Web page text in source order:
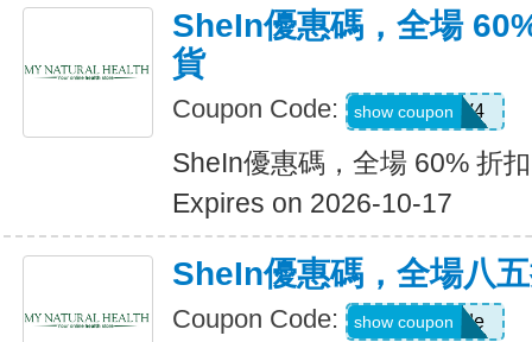
SheIn優惠碼，全場
貨
Coupon Code: LS8V4
show coupon
SheIn優惠碼，全場 60% 折
Expires on 2026-10-17
SheIn優惠碼，全場八
Coupon Code: Show Code
show coupon